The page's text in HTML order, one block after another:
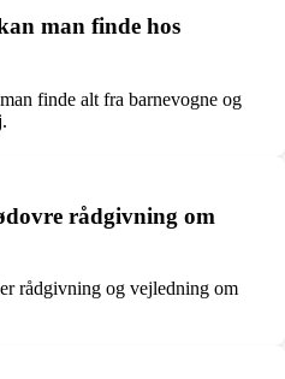
man finde hos
finde alt fra barnevogne og
rådgivning om
rådgivning og vejledning om